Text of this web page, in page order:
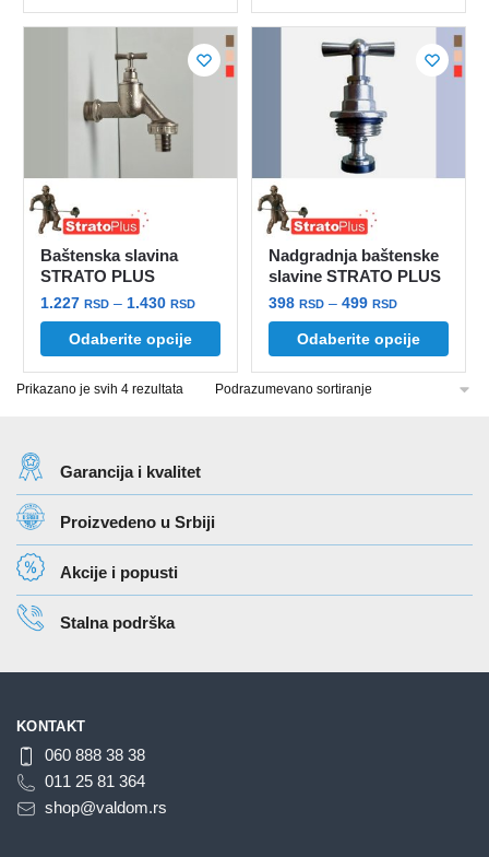
597 rsd
826 rsd
ima
varijanti.
Opcije
izabrane
na
proizvoda.
600 rsd
830 rsd
ima
izabrane
na
proizvoda.
Baštenska slavina
STRATO PLUS
1.227RSD – 1.430RSDRaspon
cena:
1.227 rsd
Odaberite opcije
Ovaj
ima
Opcije
mogu
biti
izabrane
na
stranici
proizvoda.
Nadgradnja baštenske
slavine STRATO PLUS
398RSD – 499RSDRaspon
cena:
od
398 rsd
Odaberite opcije
Ovaj
ima
mogu
izabrane
stranici
Prikazano je svih 4 rezultata
Garancija i kvalitet
Proizvedeno u Srbiji
Akcije i popusti
Stalna podrška
KONTAKT
060 888 38 38
011 25 81 364
shop@valdom.rs